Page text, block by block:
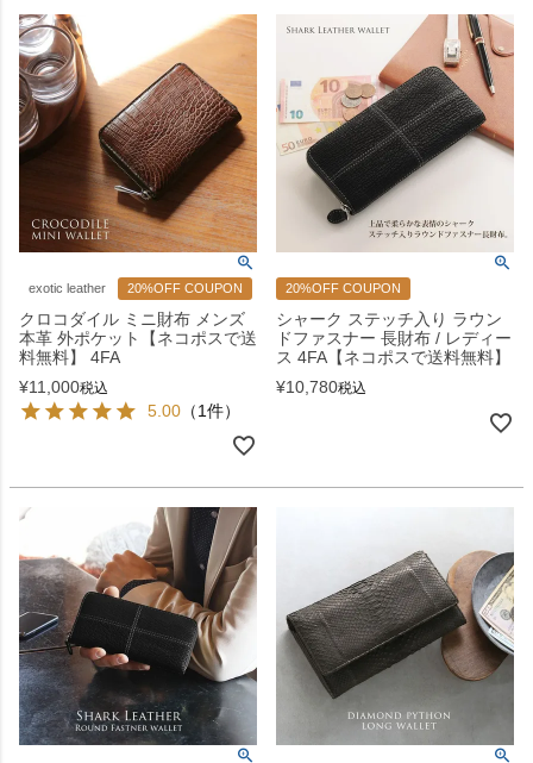
exotic leather 20%OFF COUPON
クロコダイル ミニ財布 メンズ
本革 外ポケット【ネコポスで送
料無料】 4FA
¥11,000税込
5.00 （1件）
20%OFF COUPON
シャーク ステッチ入り ラウン
ドファスナー 長財布 / レディー
ス 4FA【ネコポスで送料無料】
¥10,780税込